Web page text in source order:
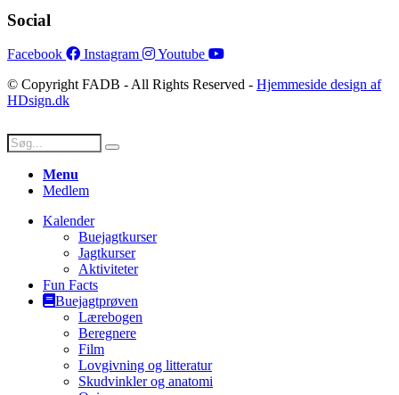
Social
Facebook Instagram
Youtube
© Copyright FADB - All Rights Reserved - Hjemmeside design af
HDsign.dk
Menu
Medlem
Kalender
Buejagtkurser
Jagtkurser
Aktiviteter
Fun Facts
Buejagtprøven
Lærebogen
Beregnere
Film
Lovgivning og litteratur
Skudvinkler og anatomi